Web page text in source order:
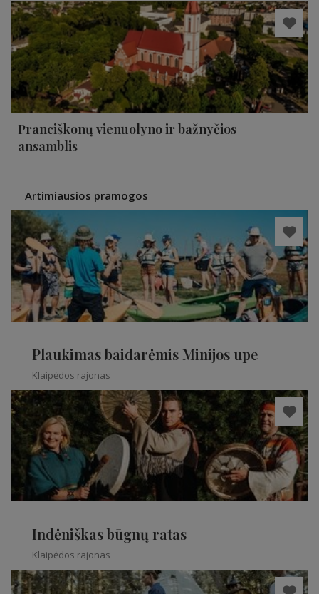
Pranciškonų vienuolyno ir bažnyčios
ansamblis
Artimiausios pramogos
Plaukimas baidarėmis Minijos upe
Klaipėdos rajonas
Indėniškas būgnų ratas
Klaipėdos rajonas